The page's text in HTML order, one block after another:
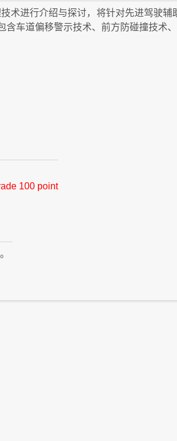
术进行介绍与探讨，将针对先进驾驶
车道偏移警示技术、前方防碰撞技术
100 point